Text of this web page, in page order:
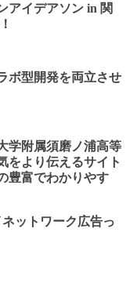
アイデアソン in 関
ボ型開発を両立させ
学附属須磨ノ浦高等
をより伝えるサイト
豊富でわかりやす
ットワーク広告っ